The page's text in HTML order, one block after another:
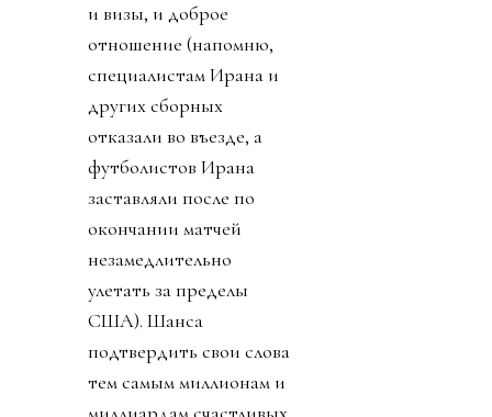
и визы, и доброе
отношение (напомню,
специалистам Ирана и
других сборных
отказали во въезде, а
футболистов Ирана
заставляли после по
окончании матчей
незамедлительно
улетать за пределы
США). Шанса
подтвердить свои слова
тем самым миллионам и